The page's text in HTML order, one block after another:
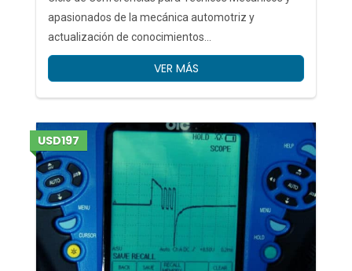
apasionados de la mecánica automotriz y
actualización de conocimientos...
VER MÁS
USD197